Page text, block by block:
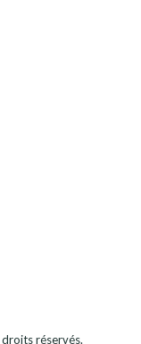
droits réservés.